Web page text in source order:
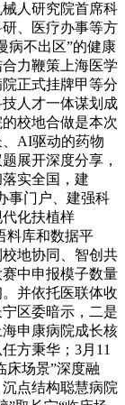
人研究院首席科
、医疗办事等方
病不出区”的健康
力鞭策上海医学
正式挂牌甲等分
人才一体谋划成
校地合做是本次
AI驱动的药物
展开深度分享，
实全国，建
事门户、建强科
化扶植样
料库和数据平
地协同、智创共
中申报模子数量
并依托医联体收
区委暗示，二是
申康病院成长核
方秉华；3月11
床场景”深度融
点结构聪慧病院